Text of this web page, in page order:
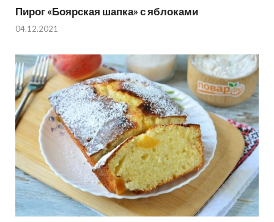
Пирог «Боярская шапка» с яблоками
04.12.2021